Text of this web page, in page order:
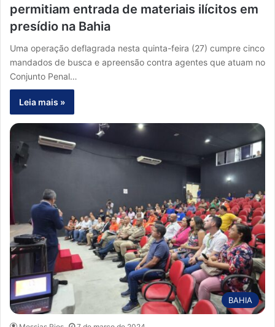
permitiam entrada de materiais ilícitos em
presídio na Bahia
Uma operação deflagrada nesta quinta-feira (27) cumpre cinco
mandados de busca e apreensão contra agentes que atuam no
Conjunto Penal…
Leia mais »
BAHIA